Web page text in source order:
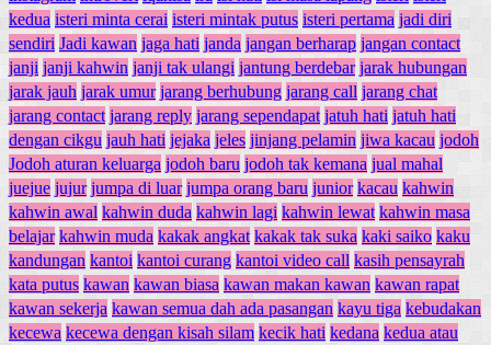
kedua isteri minta cerai isteri mintak putus isteri pertama jadi diri
sendiri Jadi kawan jaga hati janda jangan berharap jangan contact
janji janji kahwin janji tak ulangi jantung berdebar jarak hubungan
jarak jauh jarak umur jarang berhubung jarang call jarang chat
jarang contact jarang reply jarang sependapat jatuh hati jatuh hati
dengan cikgu jauh hati jejaka jeles jinjang pelamin jiwa kacau jodoh
Jodoh aturan keluarga jodoh baru jodoh tak kemana jual mahal
juejue jujur jumpa di luar jumpa orang baru junior kacau kahwin
kahwin awal kahwin duda kahwin lagi kahwin lewat kahwin masa
belajar kahwin muda kakak angkat kakak tak suka kaki saiko kaku
kandungan kantoi kantoi curang kantoi video call kasih pensayrah
kata putus kawan kawan biasa kawan makan kawan kawan rapat
kawan sekerja kawan semua dah ada pasangan kayu tiga kebudakan
kecewa kecewa dengan kisah silam kecik hati kedana kedua atau